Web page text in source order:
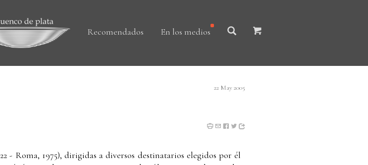
Recomendados En los medios
22 May 2005
- Roma, 1975), dirigidas a diversos destinatarios elegidos por él